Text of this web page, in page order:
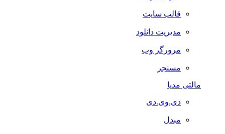
قالب سایت
مدیریت دانلود
مرورگر وب
مسنجر
مالتی مدیا
دی.وی.دی
مبدل